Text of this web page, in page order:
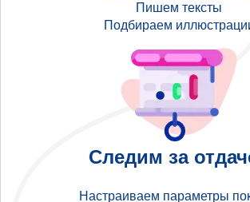
Пишем тексты
Подбираем
Следим за
Настраиваем параметры